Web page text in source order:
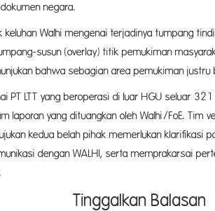
negara.
keluhan Walhi mengenai terjadinya tumpang
susun (overlay) titik pemukiman
bahwa sebagian area pemukiman justru
PT LTT yang beroperasi di luar HGU seluar
laporan yang dituangkan oleh Walhi/FoE. Tim
kedua belah pihak memerlukan klarifikasi
dengan WALHI, serta memprakarsai
Tinggalkan Balasan